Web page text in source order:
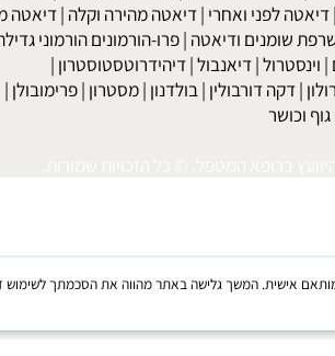
|היפוגליקמיה| דלקת בשתן|בריאות האישה
|פרקינסון|
לנשים בגיל המעבר|דיאטה לדוגמנים|
|דיאטת אשכוליות |דיאטת מרק כרוב|דיאטה
לפני ואחרי
ברופא המטפל. © כל הזכויות שמורות.